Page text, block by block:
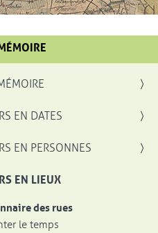
EN DATES
EN PERSONNES
EN LIEUX
des rues
le temps